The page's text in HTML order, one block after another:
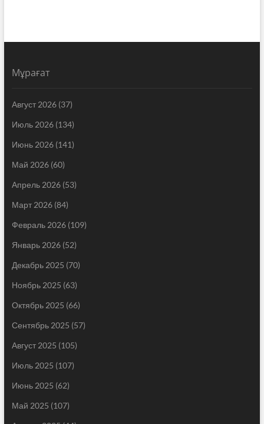
Мұрағат
Август 2026(37)
Июль 2026(134)
Июнь 2026(141)
Май 2026(60)
Апрель 2026(53)
Март 2026(84)
Февраль 2026(109)
Январь 2026(52)
Декабрь 2025 (70)
Ноябрь 2025 (63)
Октябрь 2025 (66)
Сентябрь 2025 (57)
Август 2025 (105)
Июль 2025 (107)
Июнь 2025 (62)
Май 2025 (107)